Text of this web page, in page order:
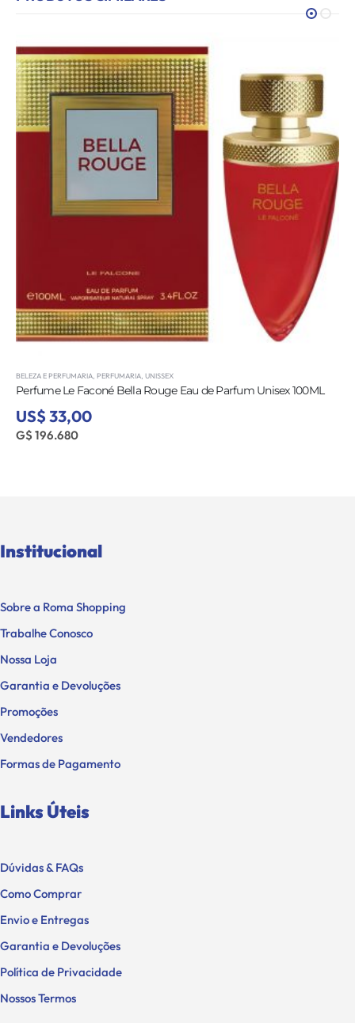
BELEZA E PERFUMARIA PERFUMARIA UNISSEX
Perfume Le Facone Elegant Eau de Parfum Unisex 100ML
US$ 33,00
G$ 196.680
Institucional
Sobre a Roma Shopping
Trabalhe Conosco
Nossa Loja
Garantia e Devoluções
Promoções
Vendedores
Formas de Pagamento
Links Úteis
Dúvidas & FAQs
Como Comprar
Envio e Entregas
Garantia e Devoluções
Política de Privacidade
Nossos Termos